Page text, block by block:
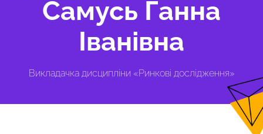
Самусь Ганна
Іванівна
Викладачка дисципліни «Ринкові дослідження»